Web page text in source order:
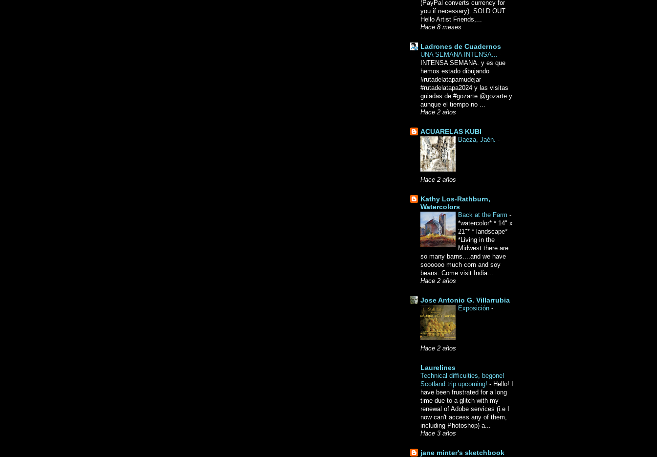
(PayPal converts currency for
you if necessary). SOLD OUT
Hello Artist Friends,...
Hace 8 meses
Ladrones de Cuadernos
UNA SEMANA INTENSA... -
INTENSA SEMANA. y es que
hemos estado dibujando
#rutadelatapamudejar
#rutadelatapa2024 y las visitas
guiadas de #gozarte @gozarte y
aunque el tiempo no ...
Hace 2 años
ACUARELAS KUBI
Baeza, Jaén. -
Hace 2 años
Kathy Los-Rathburn,
Watercolors
Back at the Farm -
*watercolor* * 14" x
21"* * landscape*
*Living in the
Midwest there are
so many barns....and we have
soooooo much corn and soy
beans. Come visit India...
Hace 2 años
Jose Antonio G. Villarrubia
Exposición -
Hace 2 años
Laurelines
Technical difficulties, begone!
Scotland trip upcoming! - Hello! I
have been frustrated for a long
time due to a glitch with my
renewal of Adobe services (i.e I
now can't access any of them,
including Photoshop) a...
Hace 3 años
jane minter's sketchbook